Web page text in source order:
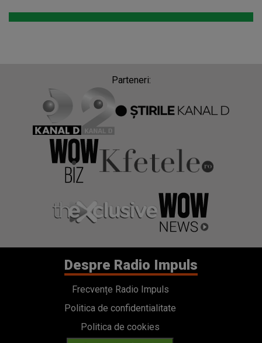
Parteneri:
Despre Radio Impuls
Frecvențe Radio Impuls
Politica de confidentialitate
Politica de cookies